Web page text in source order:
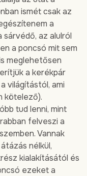
ismét csak az
a
az alulról
a poncsó mit sem
meglehetősen
a kerékpár
világítástól, ami
kötelező).
tud lenni, mint
felveszi a
Vannak
nélkül,
kialakításától és
ezeket a